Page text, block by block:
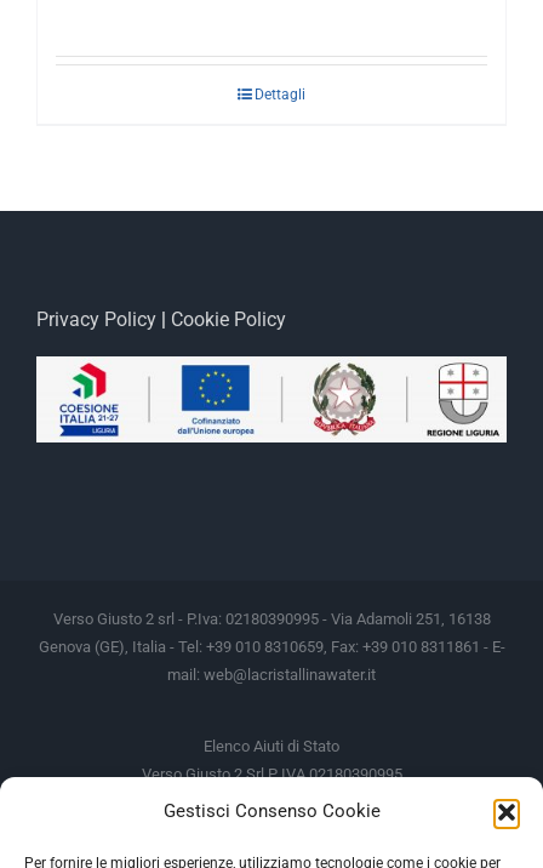
Gestisci Consenso Cookie
Per fornire le migliori esperienze, utilizziamo tecnologie come i cookie per
Dettagli
Privacy Policy Cookie Policy
Verso Giusto 2 srl - P.Iva: 02180390995 - Via Adamoli 251, 16138
Genova (GE), Italia - Tel: +39 010 8310659, Fax: +39 010 8311861 - E-
mail: web@lacristallinawater.it
Elenco Aiuti di Stato
Verso Giusto 2 Srl P IVA 02180390995
Soggetto Erogante
Somma Incassata
Agenzia delle Entrate
49.338,00 €